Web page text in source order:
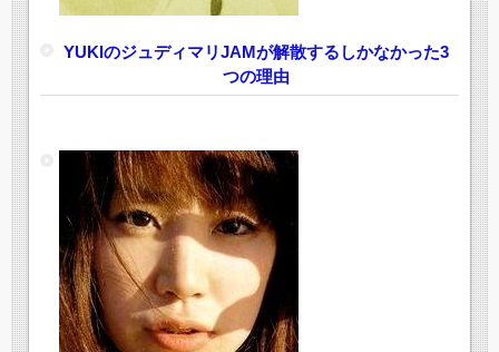
YUKIのジュディマリJAMが解散するしかなかった3
つの理由